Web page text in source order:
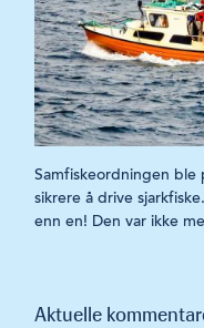
Samfiskeordningen
sikrere å drive
enn en! Den var ikke
Aktuelle